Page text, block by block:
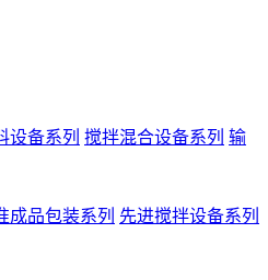
设备系列 搅拌混合设备系列 输
成品包装系列 先进搅拌设备系列